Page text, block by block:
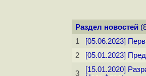
Раздел новостей
1
[05.06.2023]
2
[05.01.2023]
3
[15.01.2020]